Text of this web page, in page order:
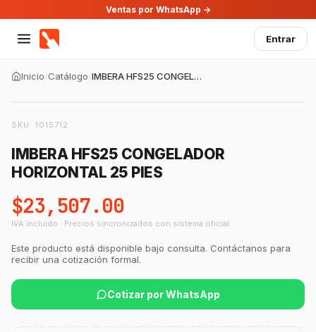
Ventas por WhatsApp →
Entrar
Inicio/Catálogo/ IMBERA HFS25 CONGELADOR HORIZONTAL 25 PIES
SKU: 1015712
IMBERA HFS25 CONGELADOR
HORIZONTAL 25 PIES
$23,507.00
IVA incluido · Precios sincronizados con sistema oficial
Este producto está disponible bajo consulta. Contáctanos para
recibir una cotización formal.
Cotizar por WhatsApp